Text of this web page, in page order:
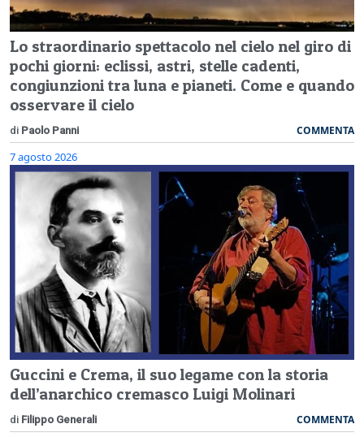
Lo straordinario spettacolo nel cielo nel giro di
pochi giorni: eclissi, astri, stelle cadenti,
congiunzioni tra luna e pianeti. Come e quando
osservare il cielo
di Paolo Panni COMMENTA
7 agosto 2026
Guccini e Crema, il suo legame con la storia
dell’anarchico cremasco Luigi Molinari
di Filippo Generali COMMENTA